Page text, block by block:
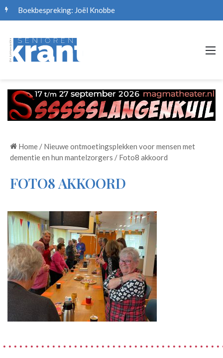
Boekbespreking: Joël Knobbe
Home / Nieuwe ontmoetingsplekken voor mensen met
dementie en hun mantelzorgers / Foto8 akkoord
FOTO8 AKKOORD